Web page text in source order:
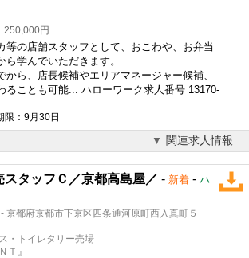
250,000円
等の店舗スタッフとして、おこわや、お弁当
学んでいただきます。
から、店長候補やエリアマネージャー候補、
ることも可能... ハローワーク求人番号 13170-
限：9月30日
関連求人情報
スタッフＣ／京都高島屋／ - 新着 - ハ
京都府京都市下京区四条通河原町西入真町５
トイレタリー売場
Ｔ』